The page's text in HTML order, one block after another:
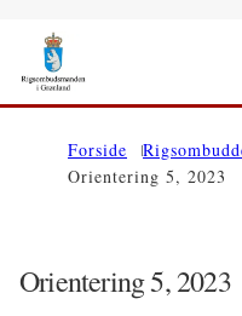
Gå til forsiden
Forside
Orientering 5, 2023
Orientering 5, 2023